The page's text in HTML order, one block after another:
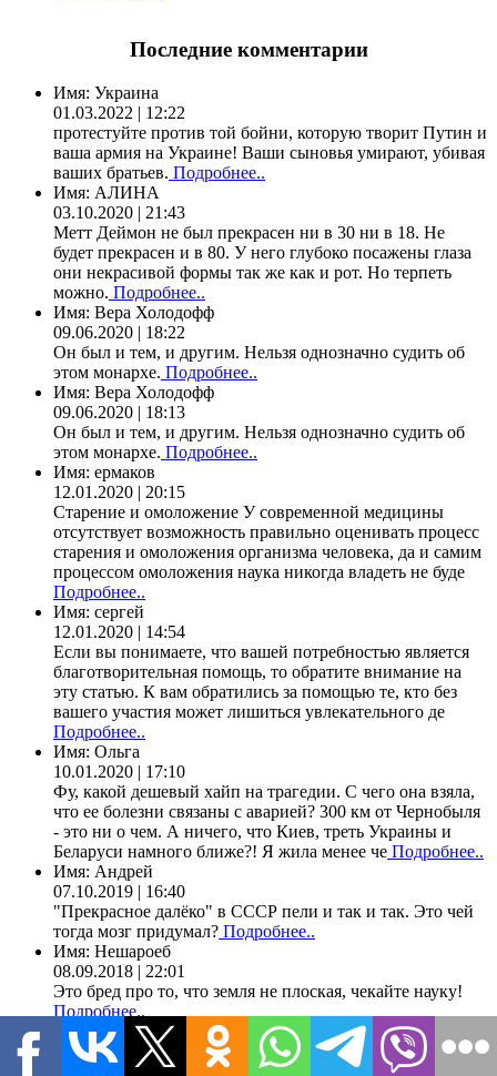
Последние комментарии
Имя: Украина
01.03.2022 | 12:22
протестуйте против той бойни, которую творит Путин и
ваша армия на Украине! Ваши сыновья умирают, убивая
ваших братьев. Подробнее..
Имя: АЛИНА
03.10.2020 | 21:43
Метт Деймон не был прекрасен ни в 30 ни в 18. Не
будет прекрасен и в 80. У него глубоко посажены глаза
они некрасивой формы так же как и рот. Но терпеть
можно. Подробнее..
Имя: Вера Холодофф
09.06.2020 | 18:22
Он был и тем, и другим. Нельзя однозначно судить об
этом монархе. Подробнее..
Имя: Вера Холодофф
09.06.2020 | 18:13
Он был и тем, и другим. Нельзя однозначно судить об
этом монархе. Подробнее..
Имя: ермаков
12.01.2020 | 20:15
Старение и омоложение У современной медицины
отсутствует возможность правильно оценивать процесс
старения и омоложения организма человека, да и самим
процессом омоложения наука никогда владеть не буде
Подробнее..
Имя: сергей
12.01.2020 | 14:54
Если вы понимаете, что вашей потребностью является
благотворительная помощь, то обратите внимание на
эту статью. К вам обратились за помощью те, кто без
вашего участия может лишиться увлекательного де
Подробнее..
Имя: Ольга
10.01.2020 | 17:10
Фу, какой дешевый хайп на трагедии. С чего она взяла,
что ее болезни связаны с аварией? 300 км от Чернобыля
- это ни о чем. А ничего, что Киев, треть Украины и
Беларуси намного ближе?! Я жила менее че Подробнее..
Имя: Андрей
07.10.2019 | 16:40
"Прекрасное далёко" в СССР пели и так и так. Это чей
тогда мозг придумал? Подробнее..
Имя: Нешароеб
08.09.2018 | 22:01
Это бред про то, что земля не плоская, чекайте науку!
Подробнее..
Имя:zakko2009
18.05.2017 | 22:48
В.Шебзухов "Притча о двух волках" читает автор